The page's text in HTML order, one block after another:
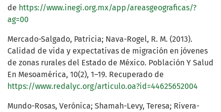
de https://www.inegi.org.mx/app/areasgeograficas/?
ag=00
Mercado-Salgado, Patricia; Nava-Rogel, R. M. (2013).
Calidad de vida y expectativas de migración en jóvenes
de zonas rurales del Estado de México. Población Y Salud
En Mesoamérica, 10(2), 1–19. Recuperado de
https://www.redalyc.org/articulo.oa?id=44625652004
Mundo-Rosas, Verónica; Shamah-Levy, Teresa; Rivera-